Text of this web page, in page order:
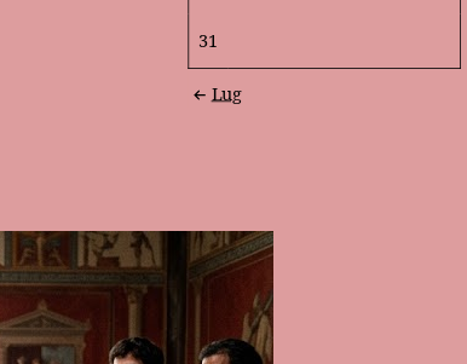
31
Lug